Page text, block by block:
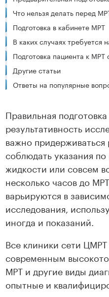
Что нельзя делать перед
Подготовка в кабинете МРТ
В каких случаях требуется
Подготовка пациента к МРТ с
Другие статьи
Ответы на популярные
Правильная
результативность
важно придерживаться
соблюдать указания
жидкости или совсем
несколько часов до
варьируются в
исследования,
иногда и показаний.
Все клиники сети
современным
МРТ и другие виды
опытные и